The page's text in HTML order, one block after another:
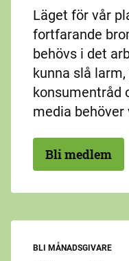
Läget för vår
fortfarande
behövs i det
kunna slå
konsumentråd
media
Bli medlem
BLI MÅNADSGIVARE